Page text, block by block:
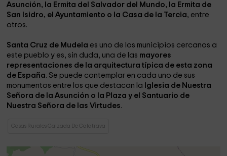
Asunción, la Ermita del Salvador del Mundo, la Ermita de
San Isidro, el Ayuntamiento o la Casa de la Tercia, entre
otros.
Santa Cruz de Mudela es uno de los municipios cercanos a
este pueblo y es, sin duda, una de las mayores
representaciones de la arquitectura típica de esta zona
de España. Se puede contemplar en cada uno de sus
monumentos entre los que destacan la Iglesia de Nuestra
Señora de la Asunción o la Plaza y el Santuario de
Nuestra Señora de las Virtudes.
Casas Rurales Calzada De Calatrava